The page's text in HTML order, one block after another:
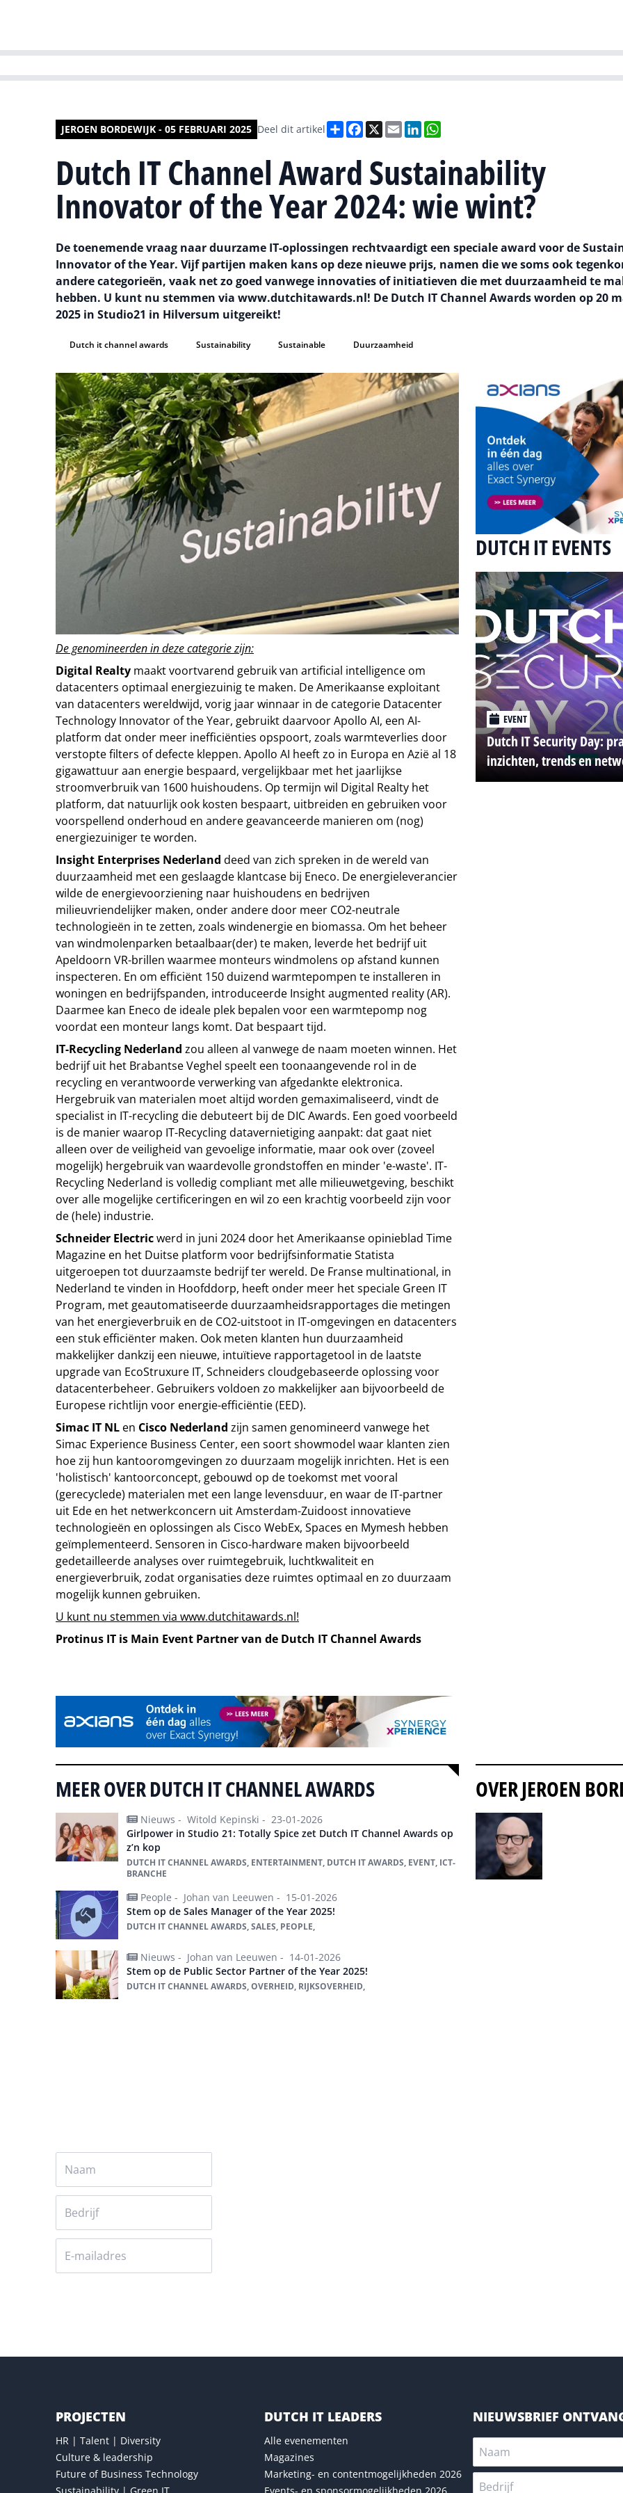
JEROEN BORDEWIJK - 05 FEBRUARI 2025 Deel dit artikel DeelFacebook
X EmailLinkedIn
Dutch IT Channel Award Sustainability
Innovator of the Year 2024: wie wint?
De toenemende vraag naar duurzame IT-oplossingen rechtvaardigt een speciale award voor de
Innovator of the Year. Vijf partijen maken kans op deze nieuwe prijs, namen die we soms ook
andere categorieën, vaak net zo goed vanwege innovaties of initiatieven die met duurzaamheid te
hebben. U kunt nu stemmen via www.dutchitawards.nl! De Dutch IT Channel Awards worden op 20
2025 in Studio21 in Hilversum uitgereikt!
Dutch it channel awards Sustainability Sustainable Duurzaamheid
De genomineerden in deze categorie zijn:
Digital Realty maakt voortvarend gebruik van artificial intelligence om
datacenters optimaal energiezuinig te maken. De Amerikaanse exploitant
van datacenters wereldwijd, vorig jaar winnaar in de categorie Datacenter
Technology Innovator of the Year, gebruikt daarvoor Apollo AI, een AI-
platform dat onder meer inefficiënties opspoort, zoals warmteverlies door
verstopte filters of defecte kleppen. Apollo AI heeft zo in Europa en Azië al 18
gigawattuur aan energie bespaard, vergelijkbaar met het jaarlijkse
stroomverbruik van 1600 huishoudens. Op termijn wil Digital Realty het
platform, dat natuurlijk ook kosten bespaart, uitbreiden en gebruiken voor
voorspellend onderhoud en andere geavanceerde manieren om (nog)
energiezuiniger te worden.
Insight Enterprises Nederland deed van zich spreken in de wereld van
duurzaamheid met een geslaagde klantcase bij Eneco. De energieleverancier
wilde de energievoorziening naar huishoudens en bedrijven
milieuvriendelijker maken, onder andere door meer CO2-neutrale
technologieën in te zetten, zoals windenergie en biomassa. Om het beheer
van windmolenparken betaalbaar(der) te maken, leverde het bedrijf uit
Apeldoorn VR-brillen waarmee monteurs windmolens op afstand kunnen
inspecteren. En om efficiënt 150 duizend warmtepompen te installeren in
woningen en bedrijfspanden, introduceerde Insight augmented reality (AR).
Daarmee kan Eneco de ideale plek bepalen voor een warmtepomp nog
voordat een monteur langs komt. Dat bespaart tijd.
IT-Recycling Nederland zou alleen al vanwege de naam moeten winnen. Het
bedrijf uit het Brabantse Veghel speelt een toonaangevende rol in de
recycling en verantwoorde verwerking van afgedankte elektronica.
Hergebruik van materialen moet altijd worden gemaximaliseerd, vindt de
specialist in IT-recycling die debuteert bij de DIC Awards. Een goed voorbeeld
is de manier waarop IT-Recycling datavernietiging aanpakt: dat gaat niet
alleen over de veiligheid van gevoelige informatie, maar ook over (zoveel
mogelijk) hergebruik van waardevolle grondstoffen en minder 'e-waste'. IT-
Recycling Nederland is volledig compliant met alle milieuwetgeving, beschikt
over alle mogelijke certificeringen en wil zo een krachtig voorbeeld zijn voor
de (hele) industrie.
Schneider Electricwerd in juni 2024 door het Amerikaanse opinieblad Time
Magazine en het Duitse platform voor bedrijfsinformatie Statista
uitgeroepen tot duurzaamste bedrijf ter wereld. De Franse multinational, in
Nederland te vinden in Hoofddorp, heeft onder meer het speciale Green IT
Program, met geautomatiseerde duurzaamheidsrapportages die metingen
van het energieverbruik en de CO2-uitstoot in IT-omgevingen en datacenters
een stuk efficiënter maken. Ook meten klanten hun duurzaamheid
makkelijker dankzij een nieuwe, intuïtieve rapportagetool in de laatste
upgrade van EcoStruxure IT, Schneiders cloudgebaseerde oplossing voor
datacenterbeheer. Gebruikers voldoen zo makkelijker aan bijvoorbeeld de
Europese richtlijn voor energie-efficiëntie (EED).
Simac IT NL en Cisco Nederland zijn samen genomineerd vanwege het
Simac Experience Business Center, een soort showmodel waar klanten zien
hoe zij hun kantooromgevingen zo duurzaam mogelijk inrichten. Het is een
'holistisch' kantoorconcept, gebouwd op de toekomst met vooral
(gerecyclede) materialen met een lange levensduur, en waar de IT-partner
uit Ede en het netwerkconcern uit Amsterdam-Zuidoost innovatieve
technologieën en oplossingen als Cisco WebEx, Spaces en Mymesh hebben
geïmplementeerd. Sensoren in Cisco-hardware maken bijvoorbeeld
gedetailleerde analyses over ruimtegebruik, luchtkwaliteit en
energieverbruik, zodat organisaties deze ruimtes optimaal en zo duurzaam
mogelijk kunnen gebruiken.
U kunt nu stemmen via www.dutchitawards.nl!
Protinus IT is Main Event Partner van de Dutch IT Channel Awards
DUTCH IT EVENTS
EVENT
Dutch IT Security Day:
inzichten, trends en
MEER OVER DUTCH IT CHANNEL AWARDS
Nieuws - Witold Kepinski - 23-01-2026
Girlpower in Studio 21: Totally Spice zet Dutch IT Channel Awards op
z’n kop
DUTCH IT CHANNEL AWARDS, ENTERTAINMENT, DUTCH IT AWARDS, EVENT, ICT-
BRANCHE
People - Johan van Leeuwen - 15-01-2026
Stem op de Sales Manager of the Year 2025!
DUTCH IT CHANNEL AWARDS, SALES, PEOPLE,
Nieuws - Johan van Leeuwen - 14-01-2026
Stem op de Public Sector Partner of the Year 2025!
DUTCH IT CHANNEL AWARDS, OVERHEID, RIJKSOVERHEID,
OVER JEROEN
PROJECTEN
HR | Talent | Diversity
Culture & leadership
Future of Business Technology
DUTCH IT LEADERS
Alle evenementen
Magazines
Marketing- en contentmogelijkheden 2026
NIEUWSBRIEF